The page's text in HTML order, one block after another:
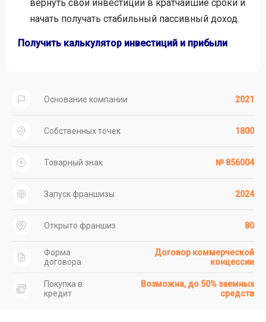
вернуть свои инвестиции в кратчайшие сроки и
начать получать стабильный пассивный доход.
Получить калькулятор инвестиций и прибыли
Основание компании 2021
Собственных точек 1800
Товарный знак № 856004
Запуск франшизы 2024
Открыто франшиз 80
Форма
договора
Договор коммерческой
концессии
Покупка в
кредит
Возможна, до 50% заемных
средств